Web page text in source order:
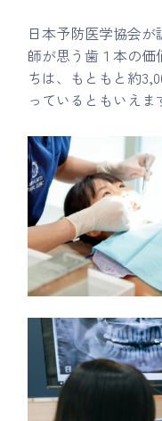
日本予防医学協会
師が思う歯１本の価
ちは、もともと約
っているともいえま